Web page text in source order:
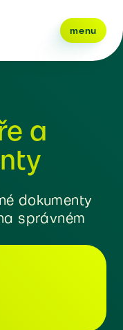
menu
a
dokumenty
správném